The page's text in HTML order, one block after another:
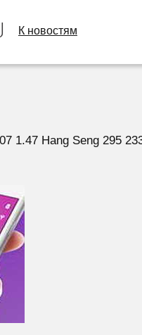
К новостям
1.47 Hang Seng 295